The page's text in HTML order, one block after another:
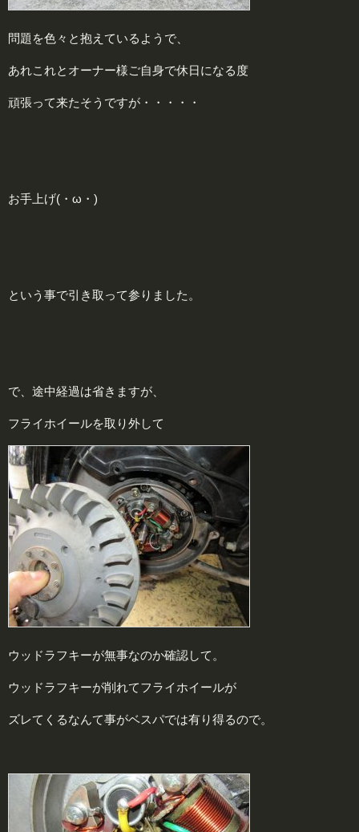
問題を色々と抱えているようで、
あれこれとオーナー様ご自身で休日になる度
頑張って来たそうですが・・・・・
お手上げ(・ω・)
という事で引き取って参りました。
で、途中経過は省きますが、
フライホイールを取り外して
ウッドラフキーが無事なのか確認して。
ウッドラフキーが削れてフライホイールが
ズレてくるなんて事がベスパでは有り得るので。